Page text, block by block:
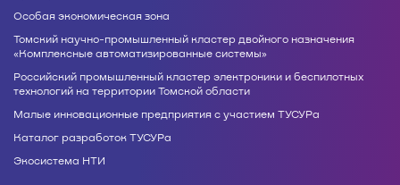
Особая экономическая зона
Томский научно-промышленный кластер двойного назначения
«Комплексные автоматизированные системы»
Российский промышленный кластер электроники и беспилотных
технологий на территории Томской области
Малые инновационные предприятия с участием ТУСУРа
Каталог разработок ТУСУРа
Экосистема НТИ